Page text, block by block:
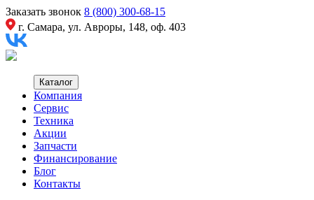
Заказать звонок 8 (800) 300-68-15
г. Самара, ул. Авроры, 148, оф. 403
Каталог
Компания
Сервис
Техника
Акции
Запчасти
Финансирование
Блог
Контакты